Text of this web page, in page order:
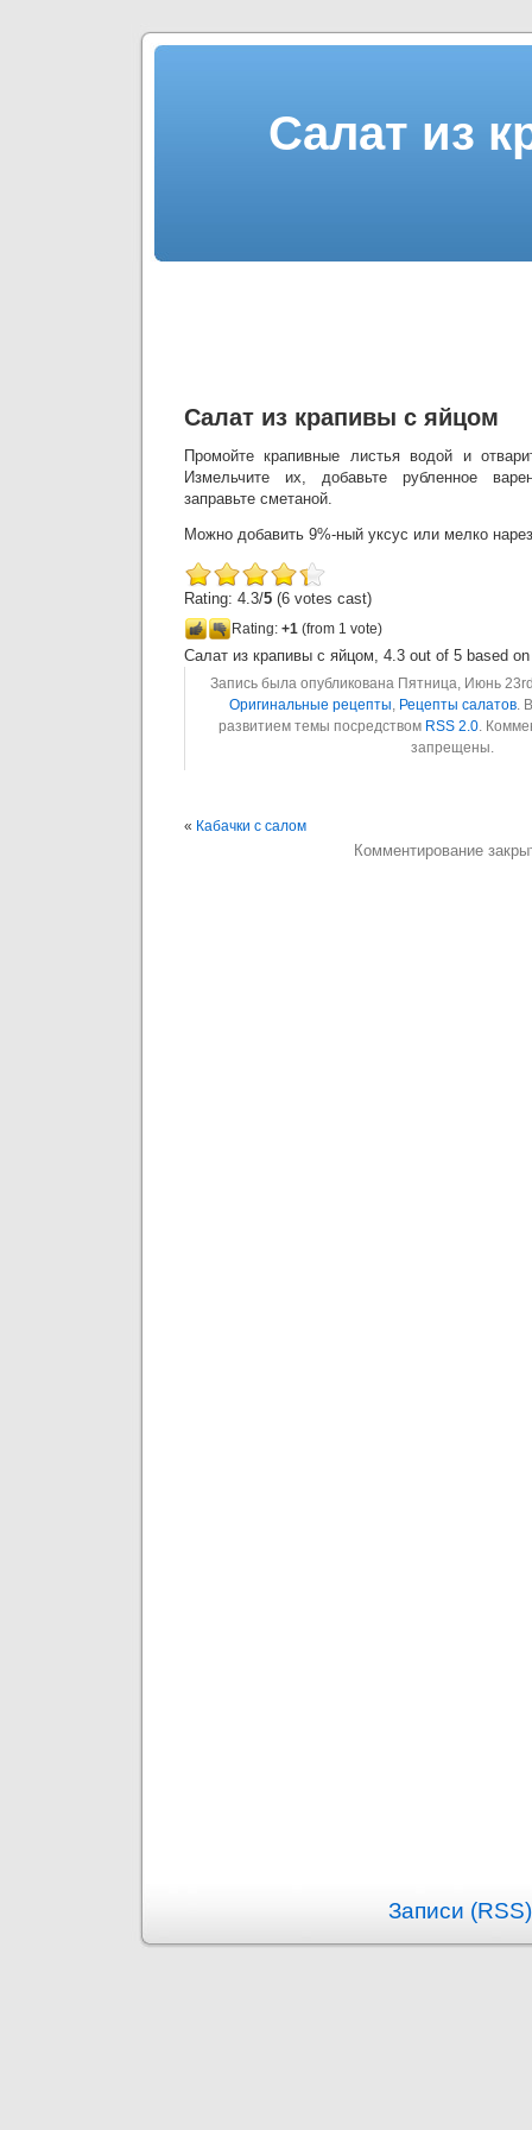
Салат из
Салат из крапивы с яйцом
Промойте крапивные листья водой и
Измельчите их, добавьте рубленное
заправьте сметаной.
Можно добавить 9%-ный уксус или мелко
Rating: 4.3/5 (6 votes cast)
Rating: +1 (from 1 vote)
Салат из крапивы с яйцом, 4.3 out of 5 based
Запись была опубликована Пятница, Июнь
Оригинальные рецепты, Рецепты салатов.
развитием темы посредством RSS 2.0.
запрещены.
« Кабачки с салом
Комментирование
Записи (RSS)